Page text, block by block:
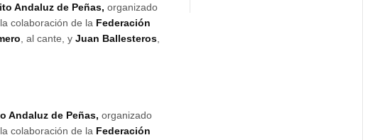
Andaluz de Peñas,organizado
colaboración de la Federación
, al cante, yJuan Ballesteros
Andaluz de Peñas,organizado
colaboración de la Federación